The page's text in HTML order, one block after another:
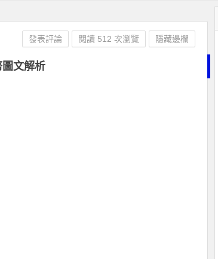
文解析
發表評論 閱讀 512 次瀏覽 隱藏邊欄